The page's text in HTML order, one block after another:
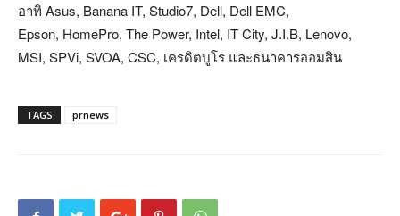
อาทิ Asus, Banana IT, Studio7, Dell, Dell EMC,
Epson, HomePro, The Power, Intel, IT City, J.I.B, Lenovo,
MSI, SPVi, SVOA, CSC, เครดิตบูโร และธนาคารออมสิน
TAGS prnews